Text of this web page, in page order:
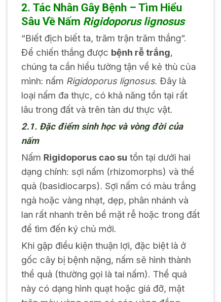
2. Tác Nhân Gây Bệnh – Tìm Hiểu
Sâu Về Nấm Rigidoporus lignosus
“Biết địch biết ta, trăm trận trăm thắng”.
Để chiến thắng được bệnh rễ trắng,
chúng ta cần hiểu tường tận về kẻ thù của
mình: nấm Rigidoporus lignosus. Đây là
loại nấm đa thực, có khả năng tồn tại rất
lâu trong đất và trên tàn dư thực vật.
2.1. Đặc điểm sinh học và vòng đời của
nấm
Nấm Rigidoporus cao su tồn tại dưới hai
dạng chính: sợi nấm (rhizomorphs) và thể
quả (basidiocarps). Sợi nấm có màu trắng
ngà hoặc vàng nhạt, dẹp, phân nhánh và
lan rất nhanh trên bề mặt rễ hoặc trong đất
để tìm đến ký chủ mới.
Khi gặp điều kiện thuận lợi, đặc biệt là ở
gốc cây bị bệnh nặng, nấm sẽ hình thành
thể quả (thường gọi là tai nấm). Thể quả
này có dạng hình quạt hoặc giá đỡ, mặt